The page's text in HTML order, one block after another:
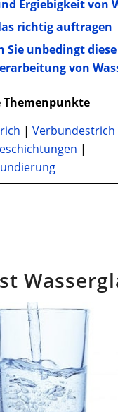
Ergiebigkeit von
richtig auftragen
Sie unbedingt
von
Themenpunkte
| Verbundestrich
|